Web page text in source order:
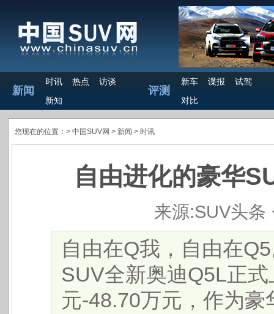
新闻
时讯 热点
访谈
新知
评测
新车 谍报
试驾
对比
您现在的位置：> 中国SUV网 > 新闻 > 时讯
自由进化的豪华
来源:SUV头条
自由在Q我，自由在
SUV全新奥迪Q5L正
元-48.70万元，作为